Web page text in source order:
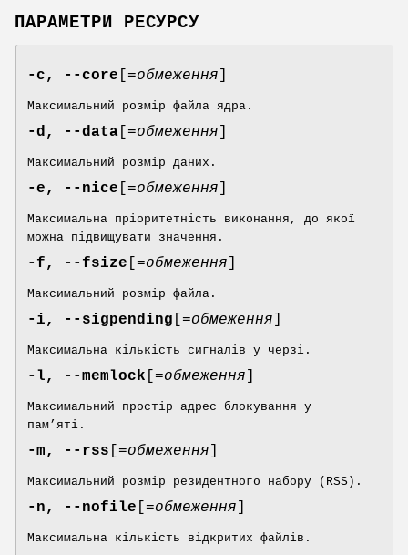
ПАРАМЕТРИ РЕСУРСУ
-c, --core [=обмеження
Максимальний розмір файла ядра.
-d, --data [=обмеження
Максимальний розмір даних.
-e, --nice [=обмеження
Максимальна пріоритетність виконання, до якої
можна підвищувати значення.
-f, --fsize [=обмеження
Максимальний розмір файла.
-i, --sigpending [=обмеження
Максимальна кількість сигналів у черзі.
-l, --memlock [=обмеження
Максимальний простір адрес блокування у
пам’яті.
-m, --rss [=обмеження
Максимальний розмір резидентного набору (RSS).
-n, --nofile [=обмеження
Максимальна кількість відкритих файлів.